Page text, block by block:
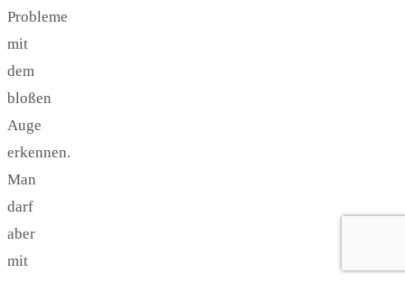
Probleme
mit
dem
bloßen
Auge
erkennen.
Man
darf
aber
mit